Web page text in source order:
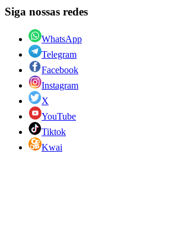
Siga nossas redes
WhatsApp
Telegram
Facebook
Instagram
X
YouTube
Tiktok
Kwai